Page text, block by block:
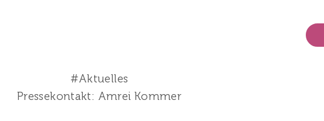
#Aktuelles
Pressekontakt: Amrei Kommer